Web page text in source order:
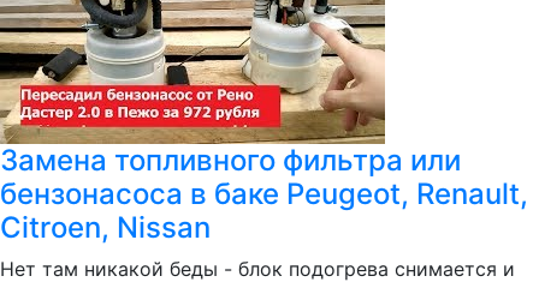
Замена топливного фильтра или
бензонасоса в баке Peugeot, Renault,
Citroen, Nissan
Нет там никакой беды - блок подогрева снимается и